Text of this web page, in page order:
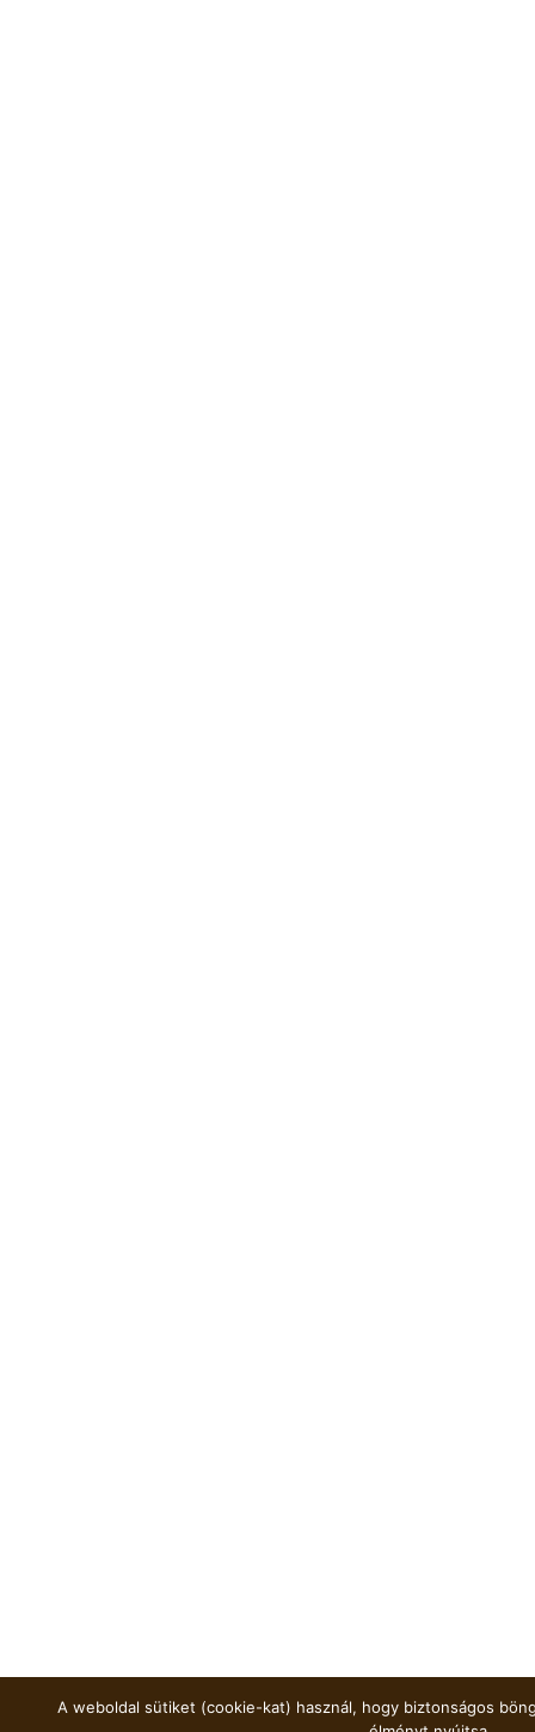
A weboldal sütiket (cookie-kat) használ, hogy biztonságos